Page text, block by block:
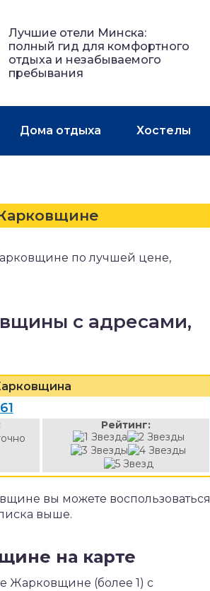
Лучшие отели Минска:
полный гид для комфортного
отдыха и незабываемого
пребывания
Дома отдыха Хостелы
по лучшей цене,
с адресами,
Рейтинг:
вы можете воспользоваться
выше.
на карте
Жарковщине (более 1) с